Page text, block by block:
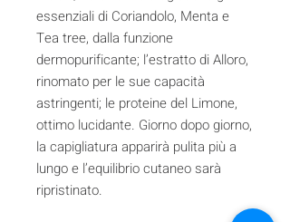
essenziali di Coriandolo, Menta e
Tea tree, dalla funzione
dermopurificante; l’estratto di Alloro,
rinomato per le sue capacità
astringenti; le proteine del Limone,
ottimo lucidante. Giorno dopo giorno,
la capigliatura apparirà pulita più a
lungo e l’equilibrio cutaneo sarà
ripristinato.